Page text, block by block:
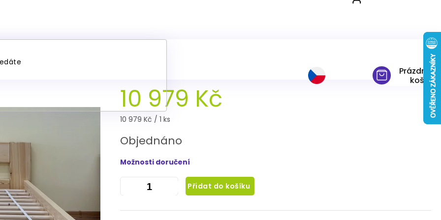
Prázdný
košík
DIANA+rošt ZDARMA 180x200 cm
10 979 Kč
Měrná
10 979 Kč / 1 ks
Objednáno
Možnosti doručení
Přidat do košíku